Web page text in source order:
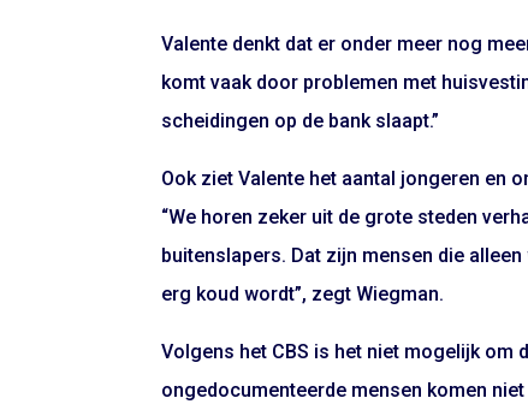
Valente denkt dat er onder meer nog
komt vaak door problemen met
scheidingen op de bank slaapt.”
Ook ziet Valente het aantal jongeren en
“We horen zeker uit de grote steden
buitenslapers. Dat zijn mensen die
erg koud wordt”, zegt Wiegman.
Volgens het CBS is het niet mogelijk om
ongedocumenteerde mensen komen